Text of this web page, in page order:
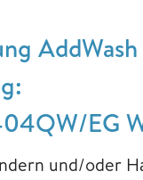
AddWash
EG
und/oder